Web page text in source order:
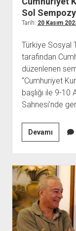
Sol
Tarih: 20 Kasım
Türkiye Sosyal
tarafından
düzenlenen
“Cumhuriyet
başlığı ile 9-10
Sahnesi’nde
Devamı
Emek,
ve
Sol